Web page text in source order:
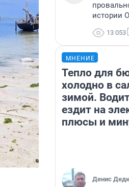
истории
13 053
МНЕНИЕ
Тепло для
холодно в
зимой.
ездит на
плюсы и
Денис